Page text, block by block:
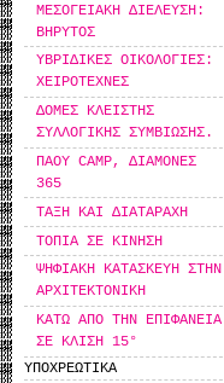
ΜΕΣΟΓΕΙΑΚΗ ΔΙΕΛΕΥΣΗ:
ΒΗΡΥΤΟΣ
ΥΒΡΙΔΙΚΕΣ ΟΙΚΟΛΟΓΙΕΣ:
ΧΕΙΡΟΤΕΧΝΕΣ
ΔΟΜΕΣ ΚΛΕΙΣΤΗΣ
ΣΥΛΛΟΓΙΚΗΣ ΣΥΜΒΙΩΣΗΣ.
ΠΑΟΥ CAMP, ΔΙΑΜΟΝΕΣ
365
ΤΑΞΗ ΚΑΙ ΔΙΑΤΑΡΑΧΗ
ΤΟΠΙΑ ΣΕ ΚΙΝΗΣΗ
ΨΗΦΙΑΚΗ ΚΑΤΑΣΚΕΥΗ ΣΤΗΝ
ΑΡΧΙΤΕΚΤΟΝΙΚΗ
ΚΑΤΩ ΑΠΟ ΤΗΝ ΕΠΙΦΑΝΕΙΑ
ΣΕ ΚΛΙΣΗ 15°
ΥΠΟΧΡΕΩΤΙΚΑ